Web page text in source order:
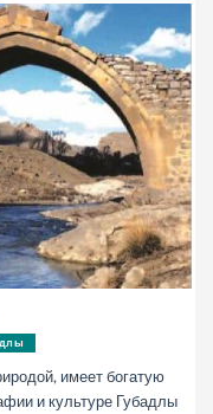
имеет богатую
и культуре Губадлы